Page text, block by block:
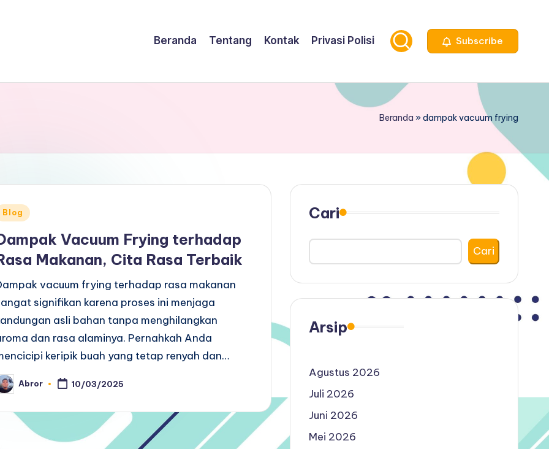
Beranda Tentang Kontak Privasi Polisi Subscribe
Beranda »dampak vacuum frying
Blog
Vacuum Frying terhadap
Makanan, Cita Rasa Terbaik
vacuum frying terhadap rasa makanan
signifikan karena proses ini menjaga
asli bahan tanpa menghilangkan
dan rasa alaminya. Pernahkah Anda
keripik buah yang tetap renyah dan…
Abror 10/03/2025
Cari
Cari
Arsip
Agustus 2026
Juli 2026
Juni 2026
Mei 2026